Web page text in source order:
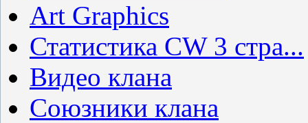
Art Graphics
Статистика CW 3 стра...
Видео клана
Союзники клана